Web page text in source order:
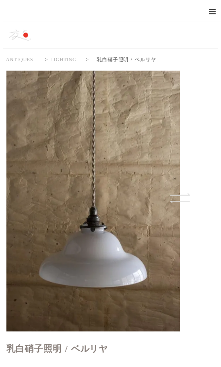
ANTIQUES > LIGHTING > 乳白硝子照明 / ベルリヤ
乳白硝子照明 / ベルリヤ